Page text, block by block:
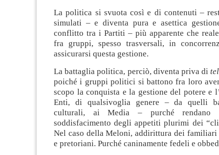
La politica si svuota così e di contenuti –
simulati – e diventa pura e asettica
conflitto tra i Partiti – più apparente che
fra gruppi, spesso trasversali, in
assicurarsi questa gestione.
La battaglia politica, perciò, diventa priva di
poiché i gruppi politici si battono fra loro
scopo la conquista e la gestione del potere e
Enti, di qualsivoglia genere – da quelli
culturali, ai Media – purché
soddisfacimento degli appetiti plurimi dei
Nel caso della Meloni, addirittura dei
e pretoriani. Purché caninamente fedeli e